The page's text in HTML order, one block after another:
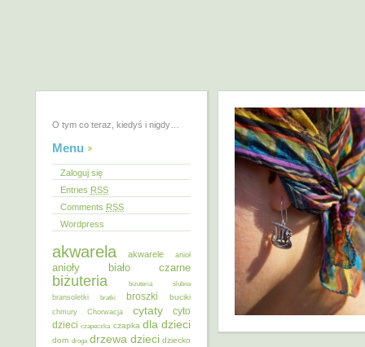
O tym co teraz, kiedyś i nigdy…
Menu
Zaloguj się
Entries RSS
Comments RSS
Wordpress
akwarela akwarele anioł
anioły biało czarne
biżuteria
biżuteria ślubna
bransoletki
bratki broszki buciki
chmury Chorwacja cytaty
cyto
dzieci czapeczka czapka dla dzieci
dom droga drzewa dzieci dziecko